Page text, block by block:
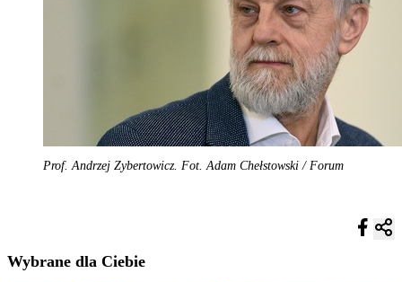
Prof. Andrzej Zybertowicz. Fot. Adam Chełstowski / Forum
Wybrane dla Ciebie